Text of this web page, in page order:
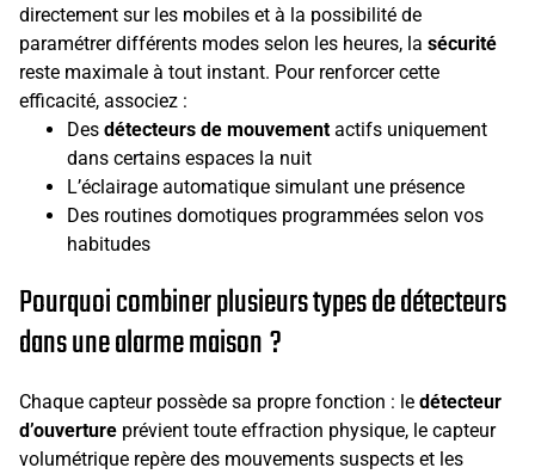
directement sur les mobiles et à la possibilité de
paramétrer différents modes selon les heures, la sécurité
reste maximale à tout instant. Pour renforcer cette
efficacité, associez :
Des détecteurs de mouvement actifs uniquement
dans certains espaces la nuit
L’éclairage automatique simulant une présence
Des routines domotiques programmées selon vos
habitudes
Pourquoi combiner plusieurs types de détecteurs
dans une alarme maison ?
Chaque capteur possède sa propre fonction : le détecteur
d’ouverture prévient toute effraction physique, le capteur
volumétrique repère des mouvements suspects et les